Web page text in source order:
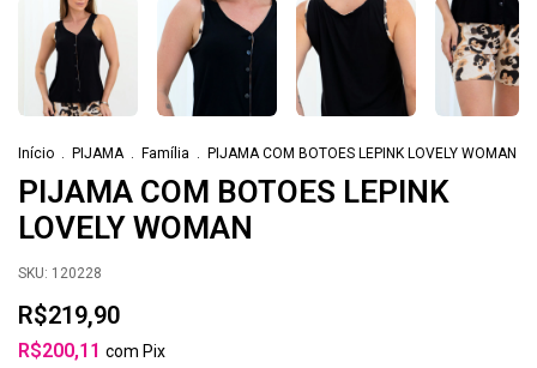
Início . PIJAMA . Família . PIJAMA COM BOTOES LEPINK LOVELY WOMAN
PIJAMA COM BOTOES LEPINK
LOVELY WOMAN
SKU: 120228
R$219,90
R$200,11 com Pix